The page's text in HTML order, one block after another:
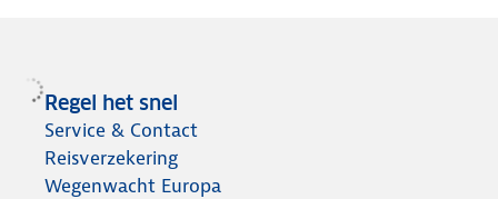
Regel het snel
Service & Contact
Reisverzekering
Wegenwacht Europa